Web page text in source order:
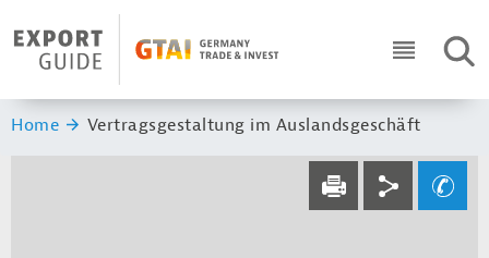
Header Logo
ICON
Sie sind hier:
Home Vertragsgestaltung im Auslandsgeschäft
Service navi
DRUCKEN
Social navi
Ihre Frage an